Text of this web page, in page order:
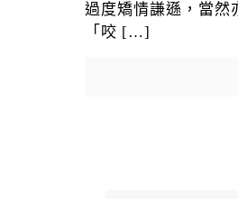
過度矯情謙遜，當然
「咬 […]